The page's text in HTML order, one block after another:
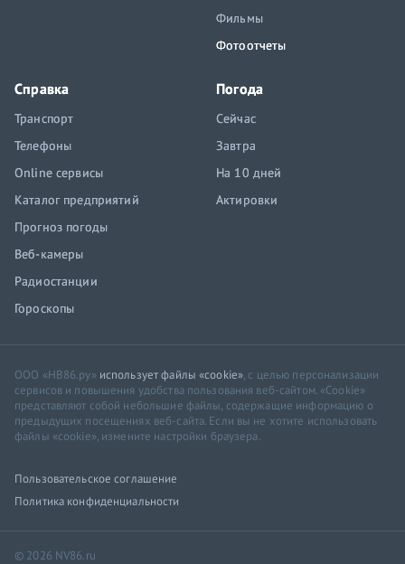
Фильмы
Фотоотчеты
Справка
Транспорт
Телефоны
Online сервисы
Каталог предприятий
Прогноз погоды
Веб-камеры
Радиостанции
Гороскопы
Погода
Сейчас
Завтра
На 10 дней
Актировки
ООО «НВ86.ру» использует файлы «cookie», с целью персонализации
сервисов и повышения удобства пользования веб-сайтом. «Cookie»
представляют собой небольшие файлы, содержащие информацию о
предыдущих посещениях веб-сайта. Если вы не хотите использовать
файлы «cookie», измените настройки браузера.
Пользовательское соглашение
Политика конфиденциальности
© 2026 NV86.ru